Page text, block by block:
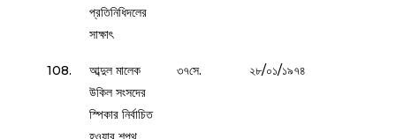
প্রতিনিধিদলের
সাক্ষাৎ
108.
আব্দুল মালেক
উকিল সংসদের
স্পিকার নির্বাচিত
৩৭সে. ২৮/০১/১৯৭৪